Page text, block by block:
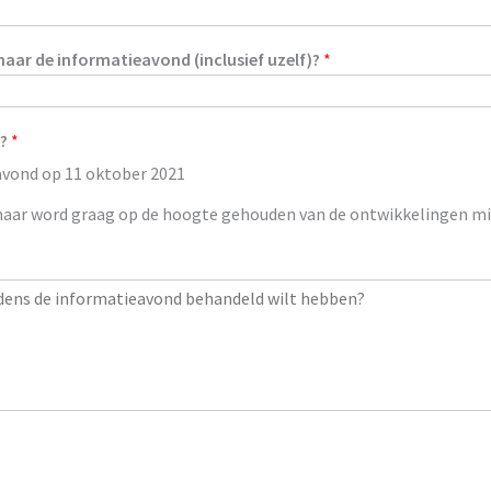
de informatieavond (inclusief uzelf)? *
*
op 11 oktober 2021
word graag op de hoogte gehouden van de ontwikkelingen